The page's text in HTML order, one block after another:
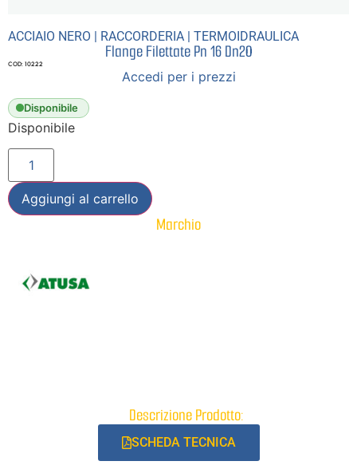
ACCIAIO NERO | RACCORDERIA | TERMOIDRAULICA
Flange Filettate Pn 16 Dn20
COD: 10222
Accedi per i prezzi
Disponibile
Disponibile
Aggiungi al carrello
Marchio
Descrizione Prodotto:
SCHEDA TECNICA